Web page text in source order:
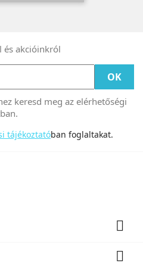
és akcióinkról
keresd meg az elérhetőségi
tájékoztatóban foglaltakat.

